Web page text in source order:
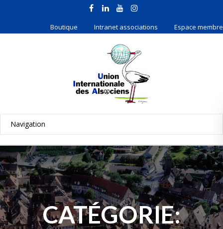
Boutique Intranet associations Espace membre
CATÉGORIE: